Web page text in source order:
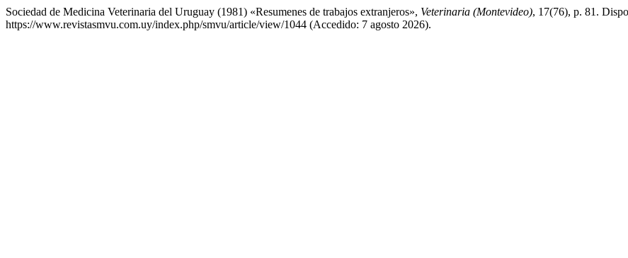
Sociedad de Medicina Veterinaria del Uruguay (1981) «Resumenes de trabajos extranjeros», Veterinaria (Montevideo), 17(76), p. 81.
https://www.revistasmvu.com.uy/index.php/smvu/article/view/1044 (Accedido: 7 agosto 2026).